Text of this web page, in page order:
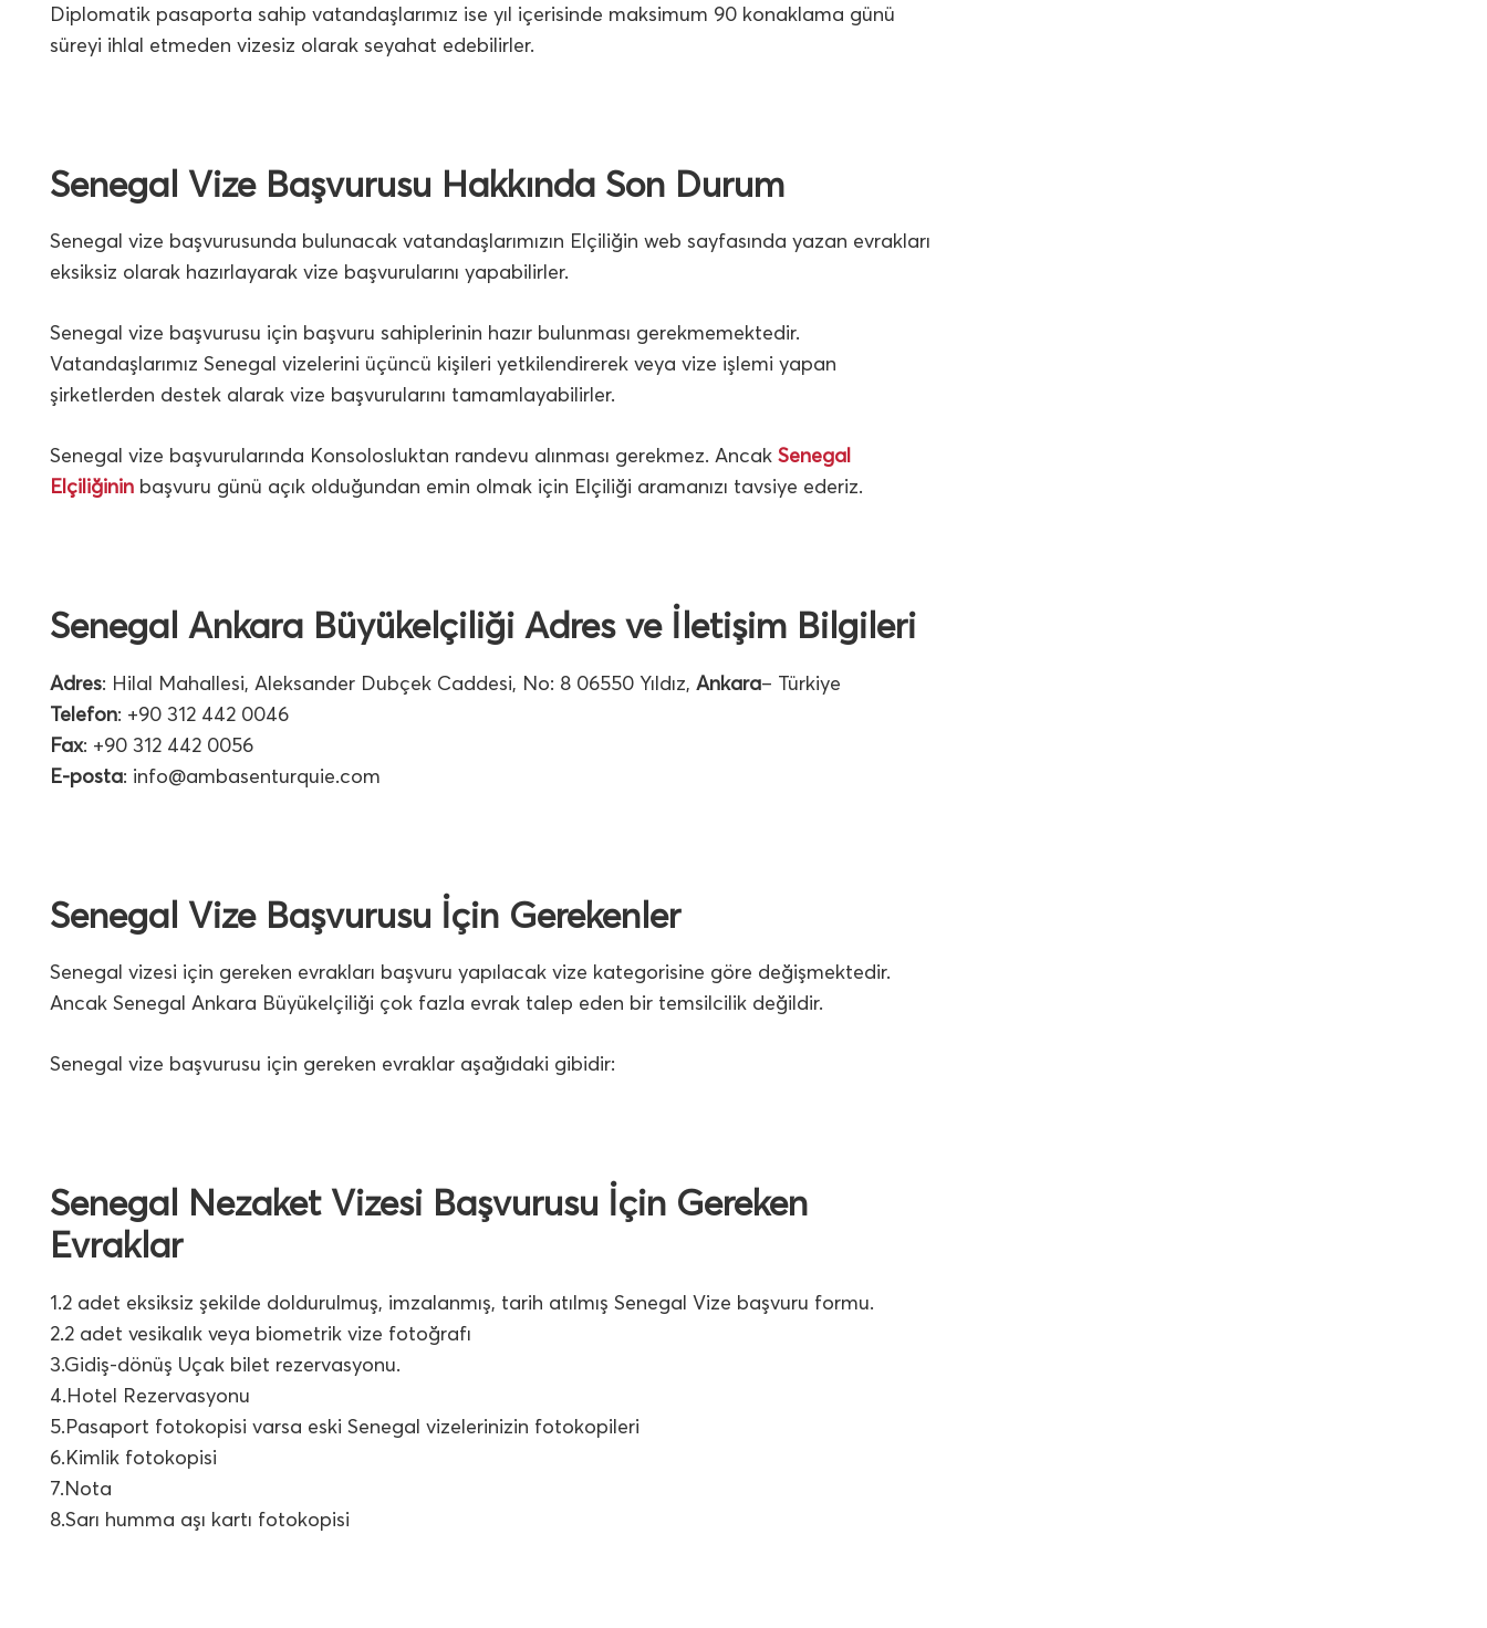
Diplomatik pasaporta sahip vatandaşlarımız ise yıl içerisinde maksimum 90 konaklama günü
süreyi ihlal etmeden vizesiz olarak seyahat edebilirler.
Senegal Vize Başvurusu Hakkında Son Durum
Senegal vize başvurusunda bulunacak vatandaşlarımızın Elçiliğin web sayfasında yazan evrakları
eksiksiz olarak hazırlayarak vize başvurularını yapabilirler.
Senegal vize başvurusu için başvuru sahiplerinin hazır bulunması gerekmemektedir.
Vatandaşlarımız Senegal vizelerini üçüncü kişileri yetkilendirerek veya vize işlemi yapan
şirketlerden destek alarak vize başvurularını tamamlayabilirler.
Senegal vize başvurularında Konsolosluktan randevu alınması gerekmez. Ancak Senegal
Elçiliğinin başvuru günü açık olduğundan emin olmak için Elçiliği aramanızı tavsiye ederiz.
Senegal Ankara Büyükelçiliği Adres ve İletişim Bilgileri
Adres: Hilal Mahallesi, Aleksander Dubçek Caddesi, No: 8 06550 Yıldız, Ankara– Türkiye
Telefon: +90 312 442 0046
Fax: +90 312 442 0056
E-posta: info@ambasenturquie.com
Senegal Vize Başvurusu İçin Gerekenler
Senegal vizesi için gereken evrakları başvuru yapılacak vize kategorisine göre değişmektedir.
Ancak Senegal Ankara Büyükelçiliği çok fazla evrak talep eden bir temsilcilik değildir.
Senegal vize başvurusu için gereken evraklar aşağıdaki gibidir:
Senegal Nezaket Vizesi Başvurusu İçin Gereken
Evraklar
1.2 adet eksiksiz şekilde doldurulmuş, imzalanmış, tarih atılmış Senegal Vize başvuru formu.
2.2 adet vesikalık veya biometrik vize fotoğrafı
3.Gidiş-dönüş Uçak bilet rezervasyonu.
4.Hotel Rezervasyonu
5.Pasaport fotokopisi varsa eski Senegal vizelerinizin fotokopileri
6.Kimlik fotokopisi
7.Nota
8.Sarı humma aşı kartı fotokopisi